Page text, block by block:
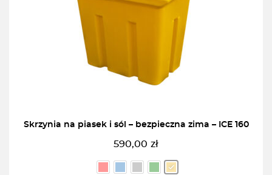
Skrzynia na piasek i sól – bezpieczna zima – ICE 160
590,00 zł